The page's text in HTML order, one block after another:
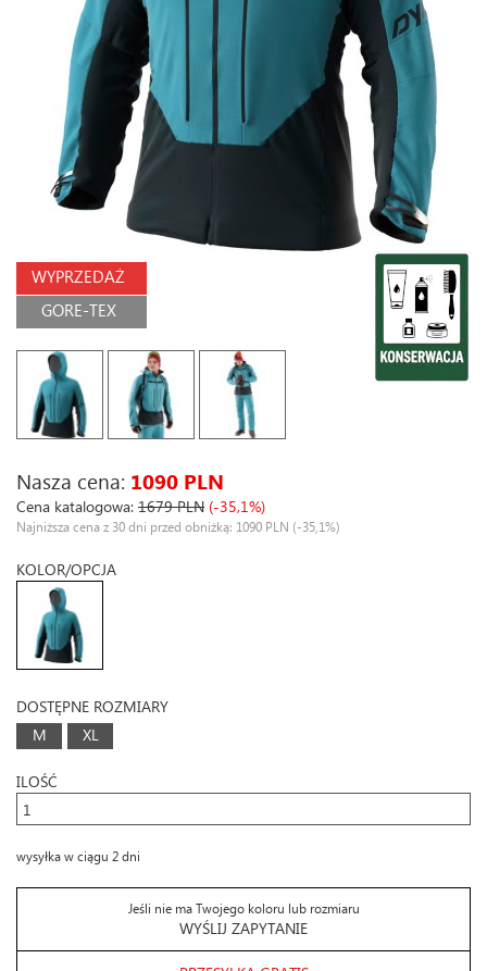
WYPRZEDAŻ
GORE-TEX
Nasza cena: 1090 PLN
Cena katalogowa: 1679 PLN (-35,1%)
Najniższa cena z 30 dni przed obniżką: 1090 PLN (-35,1%)
KOLOR/OPCJA
DOSTĘPNE ROZMIARY
M
XL
ILOŚĆ
wysyłka w ciągu 2 dni
Jeśli nie ma Twojego koloru lub rozmiaru
WYŚLIJ ZAPYTANIE